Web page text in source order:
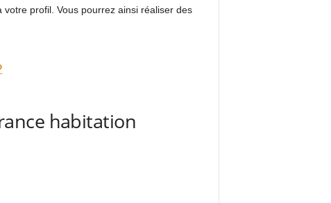
profil. Vous pourrez ainsi réaliser des
habitation